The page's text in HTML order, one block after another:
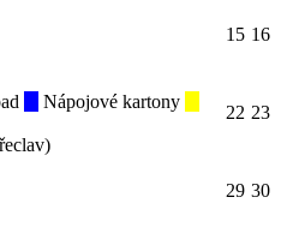
15 16
Nápojové kartony
22 23
29 30